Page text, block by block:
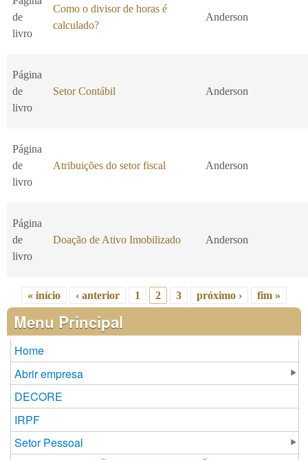
de
livro
Como o divisor de horas é
calculado?
Anderson
Página
de
livro
Setor Contábil Anderson
Página
de
livro
Atribuições do setor fiscal Anderson
Página
de
livro
Doação de Ativo Imobilizado Anderson
Páginas
« início ‹ anterior 1 2 3 próximo › fim »
Menu Principal
Home
Abrir empresa
DECORE
IRPF
Setor Pessoal